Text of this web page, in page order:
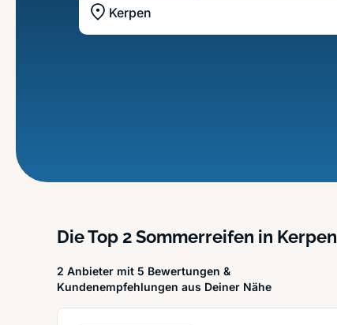
Standort z.B. Frankfurt am Main
Die Top 2 Sommerreifen in Kerpen
2 Anbieter mit 5 Bewertungen &
Kundenempfehlungen aus Deiner Nähe